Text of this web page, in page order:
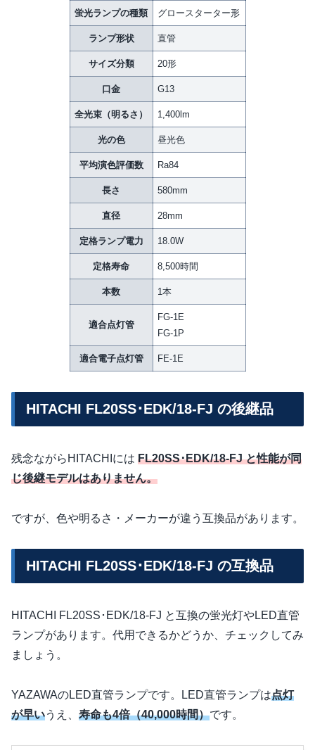
蛍光ランプの種類 グロースターター形
ランプ形状 直管
サイズ分類 20形
口金 G13
全光束（明るさ） 1,400lm
光の色 昼光色
平均演色評価数 Ra84
長さ 580mm
直径 28mm
定格ランプ電力 18.0W
定格寿命 8,500時間
本数 1本
適合点灯管
FG-1E
FG-1P
適合電子点灯管 FE-1E
HITACHI FL20SS･EDK/18-FJ の後継品
残念ながらHITACHIには FL20SS･EDK/18-FJ と性能が同
じ後継モデルはありません。
ですが、色や明るさ・メーカーが違う互換品があります。
HITACHI FL20SS･EDK/18-FJ の互換品
HITACHI FL20SS･EDK/18-FJ と互換の蛍光灯やLED直管
ランプがあります。代用できるかどうか、チェックしてみ
ましょう。
YAZAWAのLED直管ランプです。LED直管ランプは点灯
が早いうえ、 寿命も4倍（40,000時間）です。